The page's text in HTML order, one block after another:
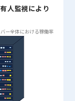
人監視により
ー全体における稼働率